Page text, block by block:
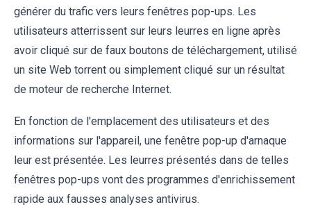
générer du trafic vers leurs fenêtres pop-ups. Les
utilisateurs atterrissent sur leurs leurres en ligne après
avoir cliqué sur de faux boutons de téléchargement, utilisé
un site Web torrent ou simplement cliqué sur un résultat
de moteur de recherche Internet.
En fonction de l'emplacement des utilisateurs et des
informations sur l'appareil, une fenêtre pop-up d'arnaque
leur est présentée. Les leurres présentés dans de telles
fenêtres pop-ups vont des programmes d'enrichissement
rapide aux fausses analyses antivirus.